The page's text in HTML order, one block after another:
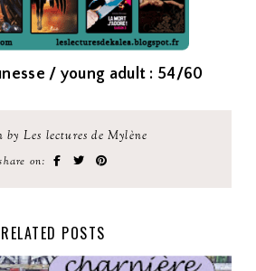
/ young adult : 54/60
Les lectures de Mylène
on:
RELATED POSTS